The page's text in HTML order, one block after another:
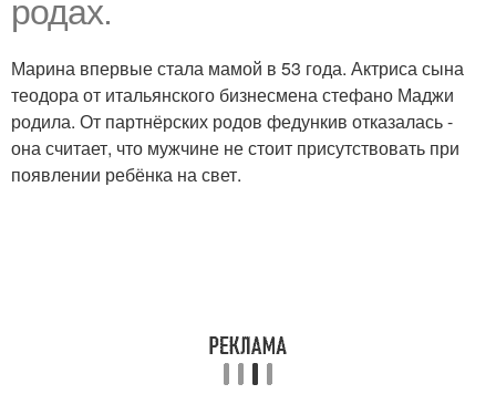
родах.
Марина впервые стала мамой в 53 года. Актриса сына
теодора от итальянского бизнесмена стефано Маджи
родила. От партнёрских родов федункив отказалась -
она считает, что мужчине не стоит присутствовать при
появлении ребёнка на свет.